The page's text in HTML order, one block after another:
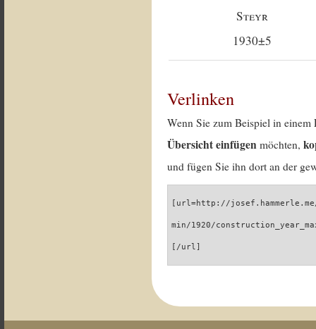
Steyr
1930±5
Verlinken
Wenn Sie zum Beispiel in
Übersicht einfügen möchten,
und fügen Sie ihn dort an der
[url=http://
min/1920/
[/url]